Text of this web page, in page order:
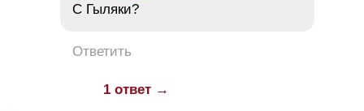
С Гыляки?
Ответить
1 ответ →